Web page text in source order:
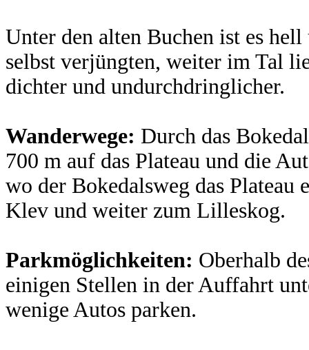
Unter den alten Buchen ist es
selbst verjüngten, weiter im Tal
dichter und undurchdringlicher.
Wanderwege: Durch das
700 m auf das Plateau und die
wo der Bokedalsweg das
Klev und weiter zum Lilleskog.
Parkmöglichkeiten: Oberhalb
einigen Stellen in der Auffahrt
wenige Autos parken.